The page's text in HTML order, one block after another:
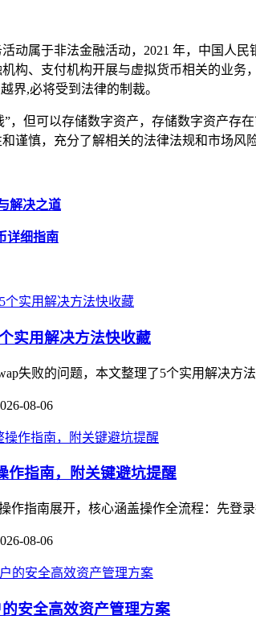
动属于非法金融活动，2021 年，中国人
构、支付机构开展与虚拟货币相关的业
界,必将受到法律的制裁。
”，但可以存储数字资产，存储数字资产
谨慎，充分了解相关的法律法规和市场
解决之道
详细指南
实用解决方法快收藏
失败的问题，本文整理了5个实用解决
08-06
作指南，附关键避坑提醒
作指南展开，核心涵盖操作全流程：先
08-06
安全高效资产管理方案